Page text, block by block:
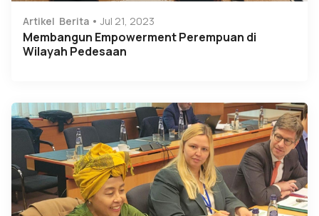
Artikel Berita Jul 21, 2023
Membangun Empowerment Perempuan di
Wilayah Pedesaan